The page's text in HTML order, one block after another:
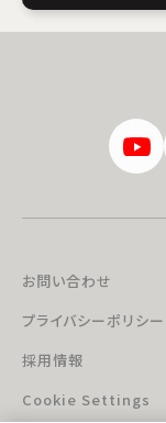
お問い合わせ
プライバシーポリシー
採用情報
Cookie Settings